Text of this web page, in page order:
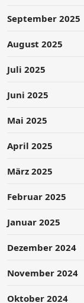
September 2025
August 2025
Juli 2025
Juni 2025
Mai 2025
April 2025
März 2025
Februar 2025
Januar 2025
Dezember 2024
November 2024
Oktober 2024